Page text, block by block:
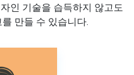
인 기술을 습득하지 않고도
만들 수 있습니다.